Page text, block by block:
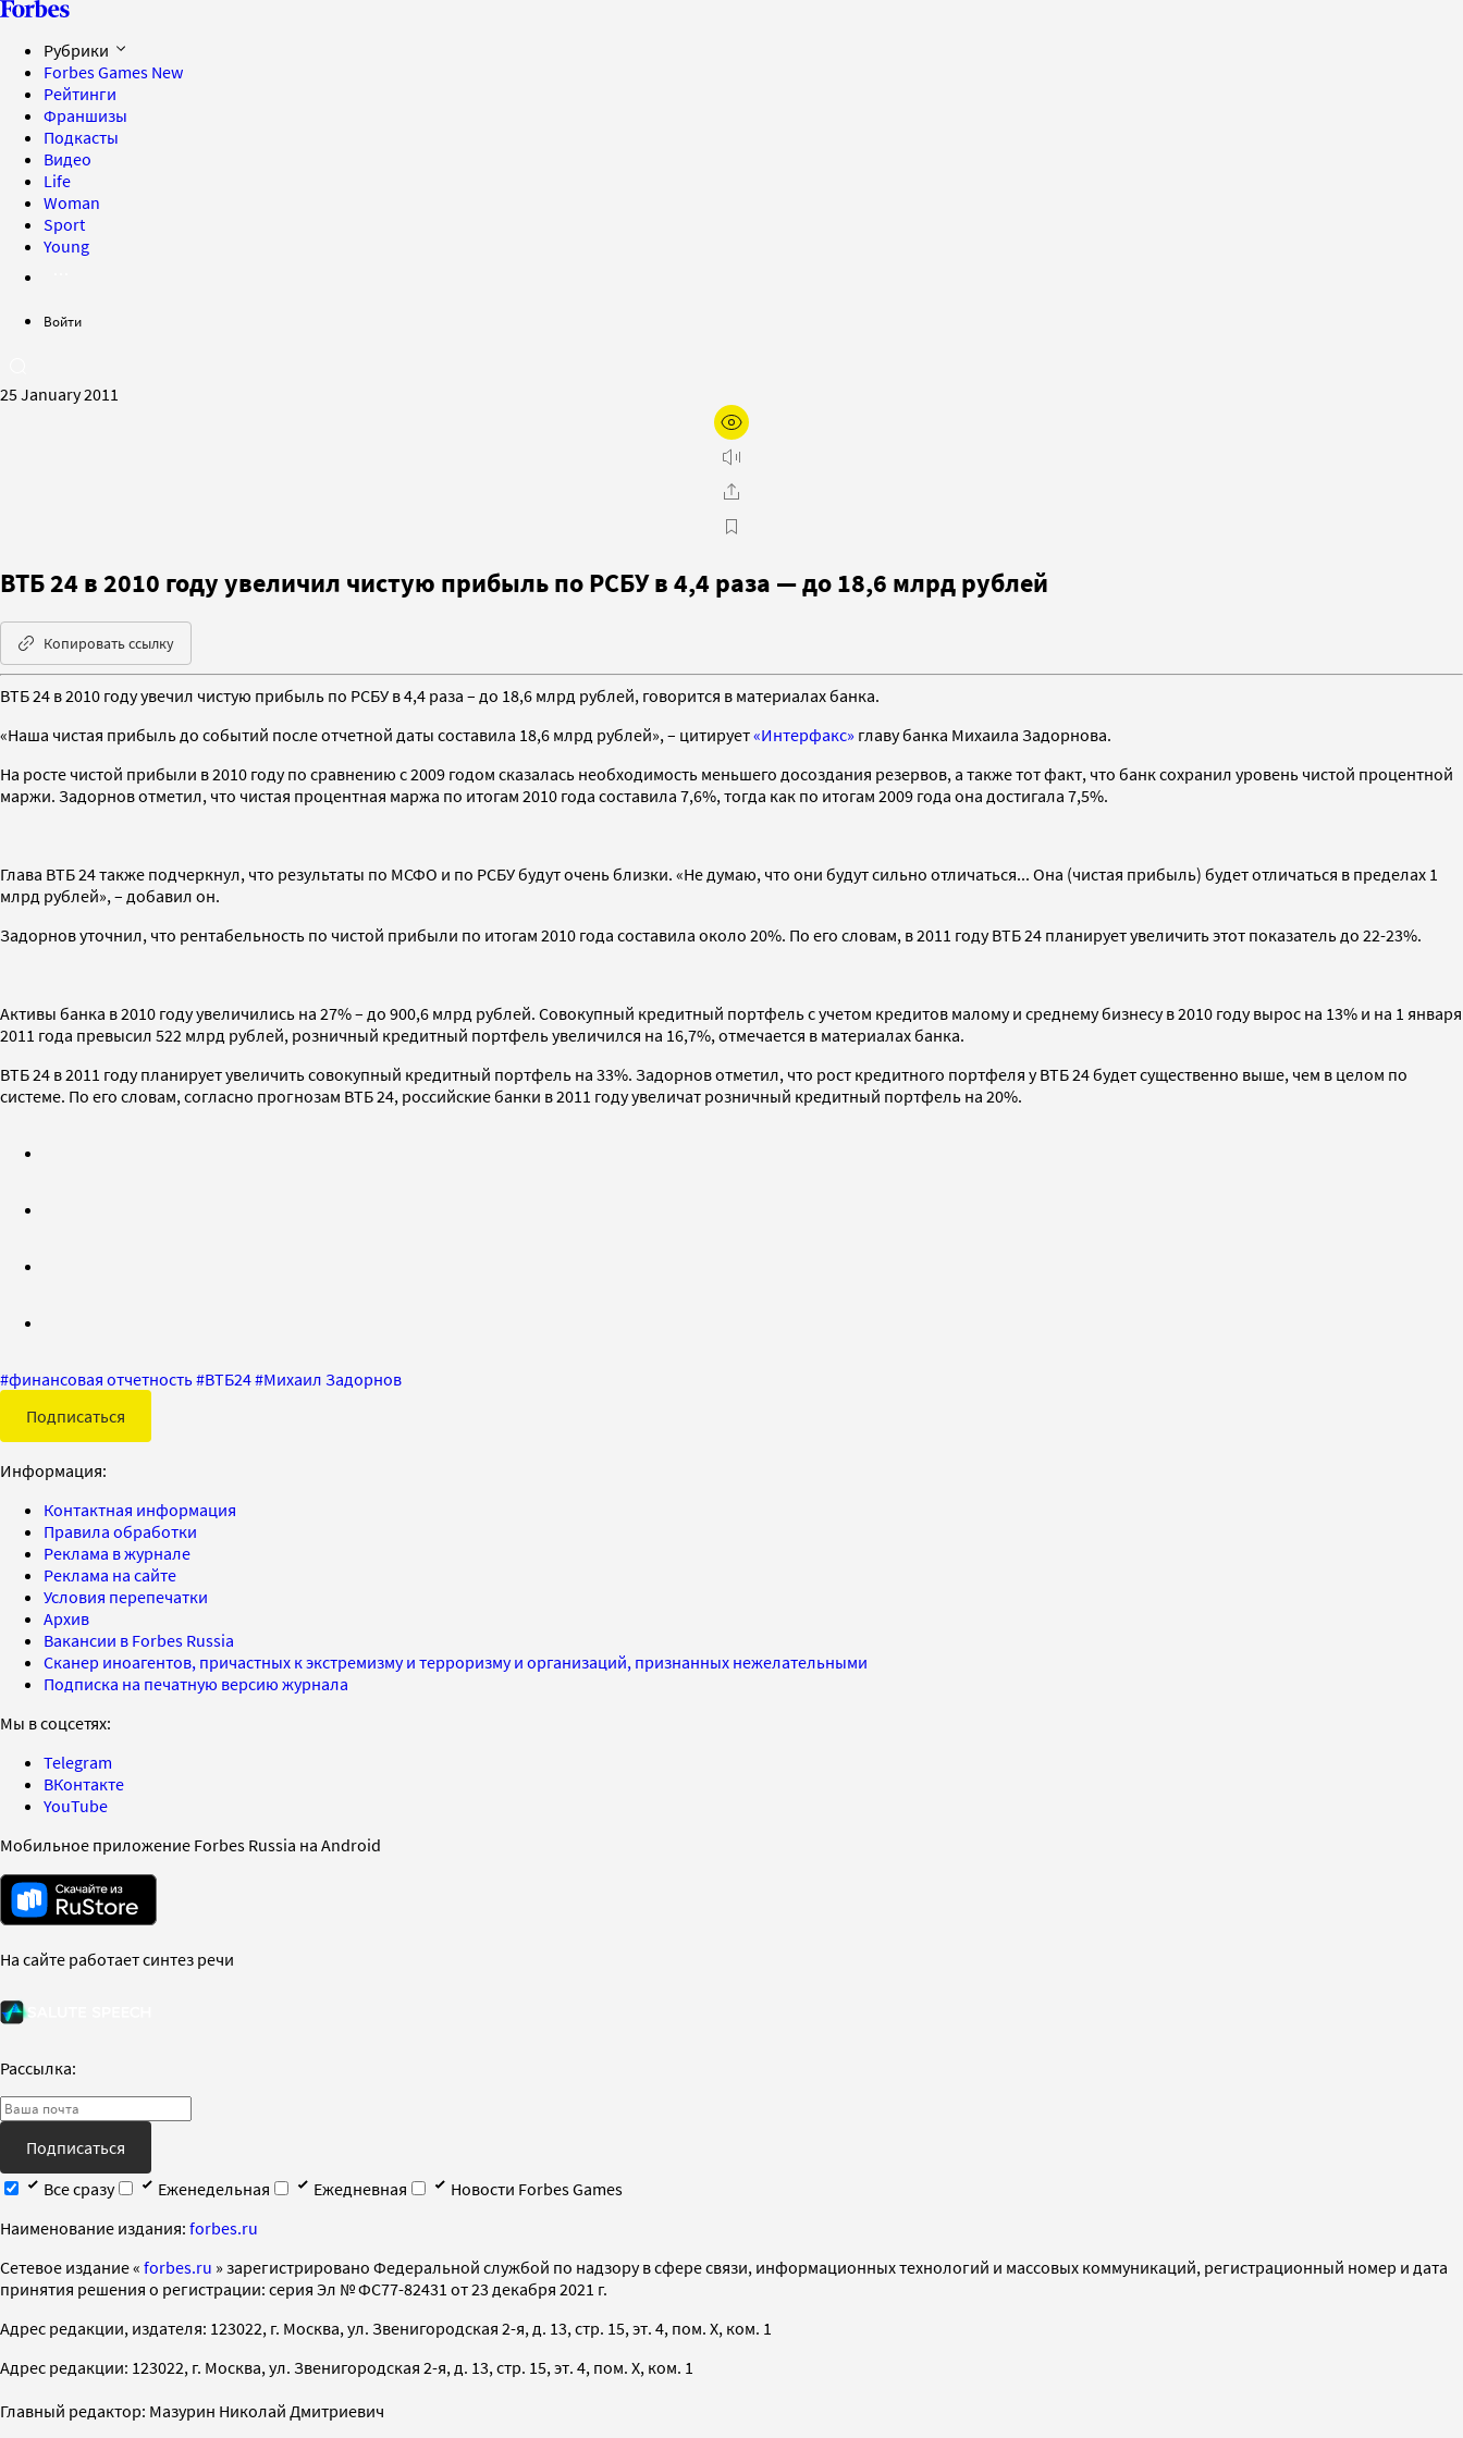
Рубрики
Forbes Games New
Рейтинги
Франшизы
Подкасты
Видео
Life
Woman
Sport
Young
Войти
25 January 2011
ВТБ 24 в 2010 году увеличил чистую прибыль по РСБУ в 4,4 раза — до 18,6 млрд рублей
Копировать ссылку
ВТБ 24 в 2010 году увечил чистую прибыль по РСБУ в 4,4 раза – до 18,6 млрд рублей, говорится в материалах банка.
«Наша чистая прибыль до событий после отчетной даты составила 18,6 млрд рублей», – цитирует«Интерфакс» главу банка Михаила Задорнова.
На росте чистой прибыли в 2010 году по сравнению с 2009 годом сказалась необходимость меньшего досоздания резервов, а также тот факт, что банк сохранил уровень чистой процентной
маржи. Задорнов отметил, что чистая процентная маржа по итогам 2010 года составила 7,6%, тогда как по итогам 2009 года она достигала 7,5%.
Глава ВТБ 24 также подчеркнул, что результаты по МСФО и по РСБУ будут очень близки. «Не думаю, что они будут сильно отличаться... Она (чистая прибыль) будет отличаться в пределах 1
млрд рублей», – добавил он.
Задорнов уточнил, что рентабельность по чистой прибыли по итогам 2010 года составила около 20%. По его словам, в 2011 году ВТБ 24 планирует увеличить этот показатель до 22-23%.
Активы банка в 2010 году увеличились на 27% – до 900,6 млрд рублей. Совокупный кредитный портфель с учетом кредитов малому и среднему бизнесу в 2010 году вырос на 13% и на 1 января
2011 года превысил 522 млрд рублей, розничный кредитный портфель увеличился на 16,7%, отмечается в материалах банка.
ВТБ 24 в 2011 году планирует увеличить совокупный кредитный портфель на 33%. Задорнов отметил, что рост кредитного портфеля у ВТБ 24 будет существенно выше, чем в целом по
системе. По его словам, согласно прогнозам ВТБ 24, российские банки в 2011 году увеличат розничный кредитный портфель на 20%.
#финансовая отчетность#ВТБ24#Михаил Задорнов
Подписаться
Информация:
Контактная информация
Правила обработки
Реклама в журнале
Реклама на сайте
Условия перепечатки
Архив
Вакансии в Forbes Russia
Сканер иноагентов, причастных к экстремизму и терроризму и организаций, признанных нежелательными
Подписка на печатную версию журнала
Мы в соцсетях:
Telegram
ВКонтакте
YouTube
Мобильное приложение Forbes Russia на Android
На сайте работает синтез речи
Рассылка:
Подписаться
Все сразу
Еженедельная Ежедневная
Новости Forbes Games
Наименование издания: forbes.ru
Cетевое издание « forbes.ru » зарегистрировано Федеральной службой по надзору в сфере связи, информационных технологий и массовых коммуникаций, регистрационный номер и дата
принятия решения о регистрации: серия Эл № ФС77-82431 от 23 декабря 2021 г.
Адрес редакции, издателя: 123022, г. Москва, ул. Звенигородская 2-я, д. 13, стр. 15, эт. 4, пом. X, ком. 1
Адрес редакции: 123022, г. Москва, ул. Звенигородская 2-я, д. 13, стр. 15, эт. 4, пом. X, ком. 1
Главный редактор: Мазурин Николай Дмитриевич